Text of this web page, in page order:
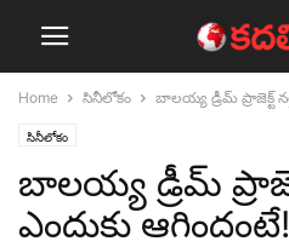
Home సినీలోకం బాల‌య్య డ్రీమ్ ప్రాజెక్ట్
సినీలోకం
బాల‌య్య డ్రీమ్
ఎందుకు ఆగిందంటే!